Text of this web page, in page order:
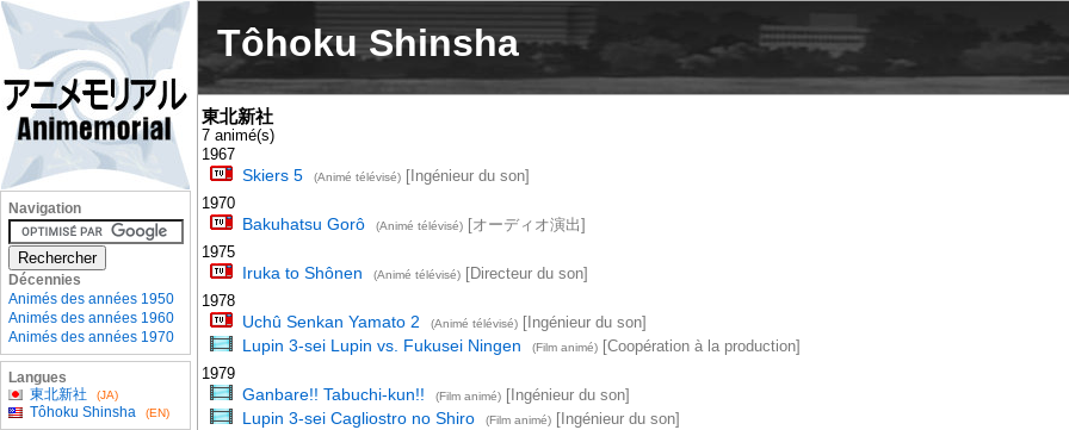
Tôhoku Shinsha
東北新社
7 animé(s)
1967
Skiers 5 (Animé télévisé)[Ingénieur du son]
1970
Bakuhatsu Gorô (Animé télévisé)[オーディオ演出]
1975
Iruka to Shônen (Animé télévisé)[Directeur du son]
1978
Uchû Senkan Yamato 2 (Animé télévisé)[Ingénieur du son]
Lupin 3-sei Lupin vs. Fukusei Ningen (Film animé)[Coopération à la production]
1979
Ganbare!! Tabuchi-kun!! (Film animé)[Ingénieur du son]
Lupin 3-sei Cagliostro no Shiro (Film animé)[Ingénieur du son]
Navigation
Décennies
Animés des années 1950
Animés des années 1960
Animés des années 1970
Langues
東北新社
(JA)
Tôhoku Shinsha (EN)